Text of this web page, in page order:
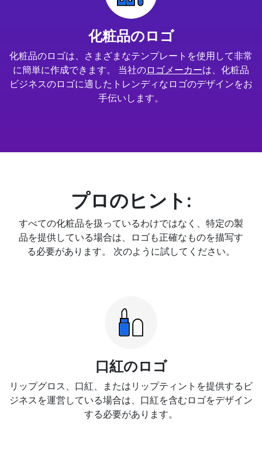
化粧品のロゴ
化粧品のロゴは、さまざまなテンプレートを使用して非常
に簡単に作成できます。 当社のロゴメーカーは、化粧品
ビジネスのロゴに適したトレンディなロゴのデザインをお
手伝いします。
プロのヒント:
すべての化粧品を扱っているわけではなく、特定の製
品を提供している場合は、ロゴも正確なものを描写す
る必要があります。 次のように試してください。
口紅のロゴ
リップグロス、口紅、またはリップティントを提供するビ
ジネスを運営している場合は、口紅を含むロゴをデザイン
する必要があります。